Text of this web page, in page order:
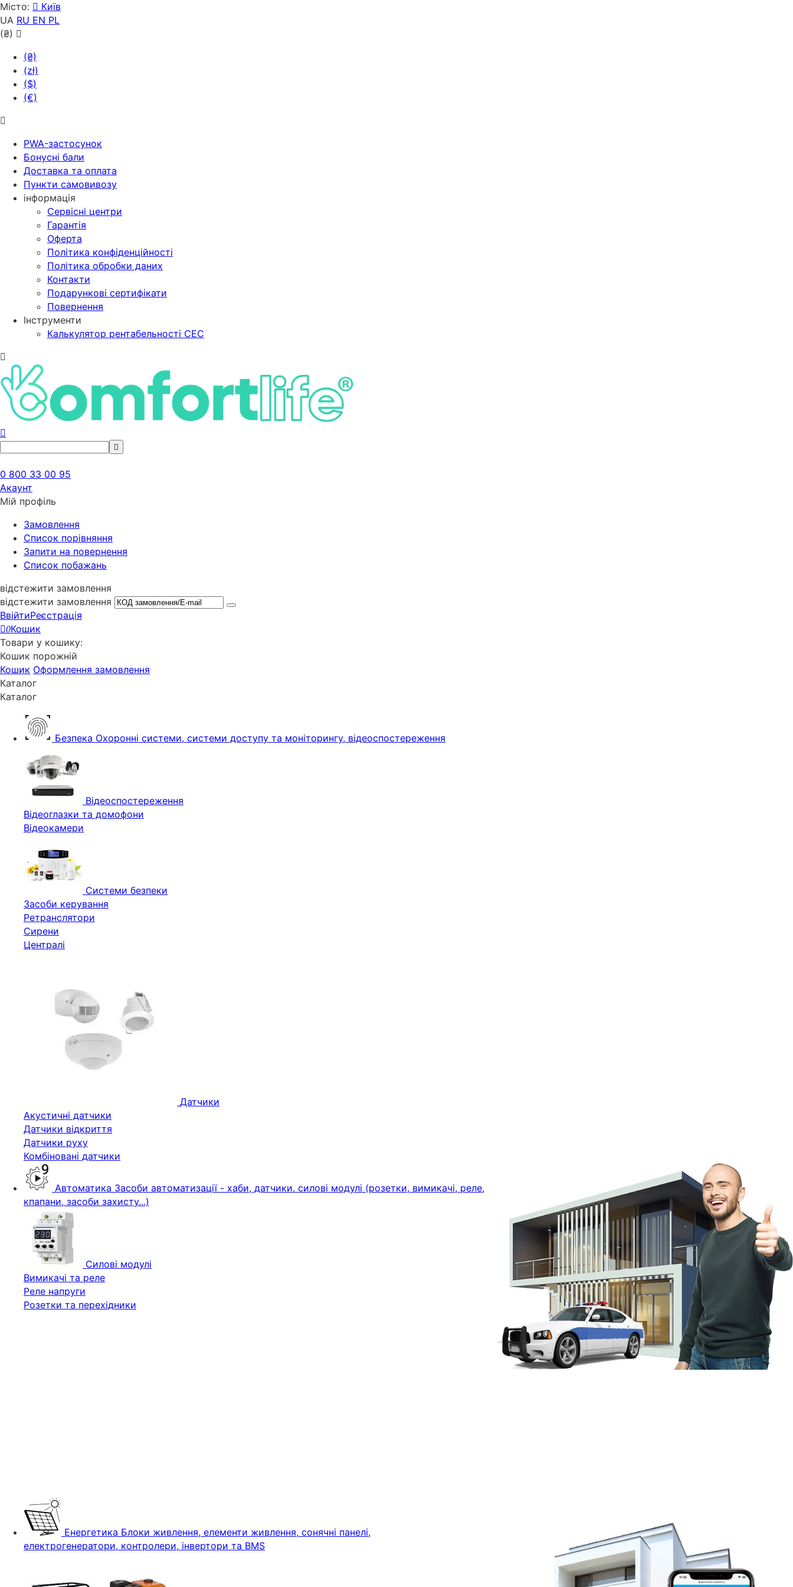
Місто:
Київ
UA RU EN PL
(₴)
(₴)
(zł)
($)
(€)
PWA-застосунок
Бонусні бали
Доставка та оплата
Пункти самовивозу
інформація
Сервісні центри
Гарантія
Оферта
Політика конфіденційності
Політика обробки даних
Контакти
Подарункові сертифікати
Повернення
Інструменти
Калькулятор рентабельності СЕС
0 800 33 00 95
Акаунт
Мій профіль
Замовлення
Cписок порівняння
Запити на повернення
Список побажань
відстежити замовлення
відстежити замовлення
ВвійтиРеєстрація
0Кошик
Товари у кошику:
Кошик порожній
Кошик Оформлення замовлення
Каталог
Каталог
Безпека Охоронні системи, системи доступу та моніторингу, відеоспостереження
Відеоспостереження
Відеоглазки та домофони
Відеокамери
Системи безпеки
Засоби керування
Ретранслятори
Сирени
Централі
Датчики
Акустичні датчики
Датчики відкриття
Датчики руху
Комбіновані датчики
Автоматика Засоби автоматизації - хаби, датчики. силові модулі (розетки, вимикачі, реле,
кпапани, засоби захисту...)
Силові модулі
Вимикачі та реле
Реле напруги
Розетки та перехідники
Енергетика Блоки живлення, елементи живлення, сонячні панелі,
електрогенератори, контролери, інвертори та BMS